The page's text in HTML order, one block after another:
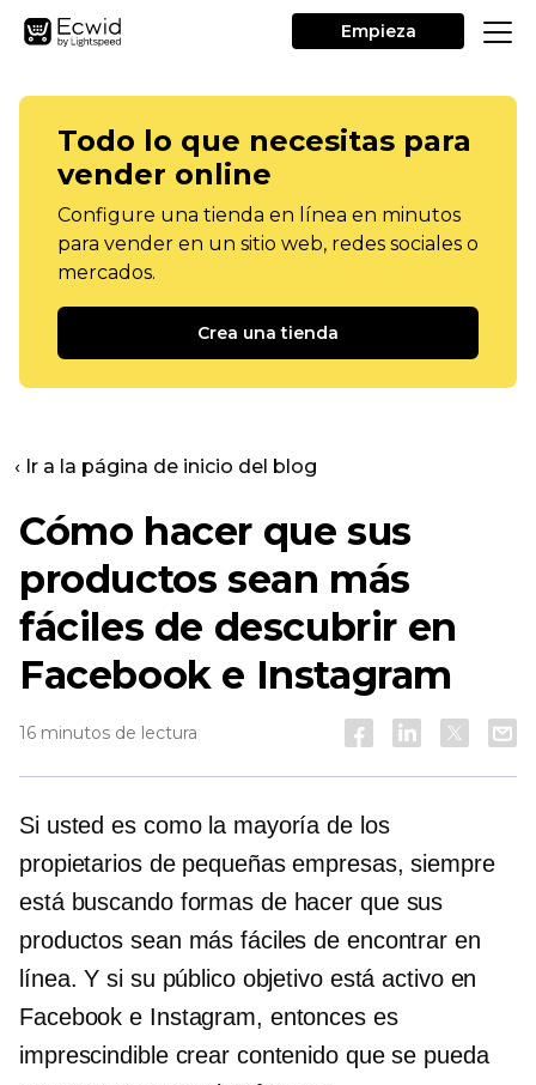
Empieza
Todo lo que necesitas para
vender online
Configure una tienda en línea en minutos
para vender en un sitio web, redes sociales o
mercados.
Crea una tienda
‹ Ir a la página de inicio del blog
Cómo hacer que sus
productos sean más
fáciles de descubrir en
Facebook e Instagram
16 minutos de lectura
Si usted es como la mayoría de los
propietarios de pequeñas empresas, siempre
está buscando formas de hacer que sus
productos sean más fáciles de encontrar en
línea. Y si su público objetivo está activo en
Facebook e Instagram, entonces es
imprescindible crear contenido que se pueda